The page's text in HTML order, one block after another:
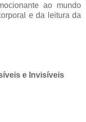
ao mundo
e da leitura da
e Invisíveis